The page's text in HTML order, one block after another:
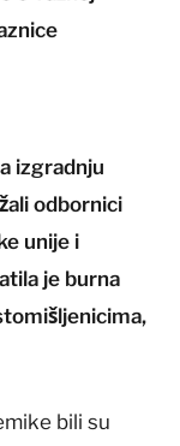
izgradnju
odbornici
unije i
je burna
bili su